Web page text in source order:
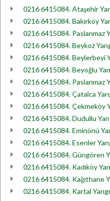
0216 6415084. Ataşehir
0216 6415084. Bakırköy
0216 6415084. Paslanmaz
0216 6415084. Beykoz
0216 6415084. Beylerbeyi
0216 6415084. Beyoğlu
0216 6415084. Paslanmaz
0216 6415084. Çatalca
0216 6415084. Çekmeköy
0216 6415084. Dudullu
0216 6415084. Eminönü
0216 6415084. Esenler
0216 6415084. Güngören
0216 6415084. Kadıköy
0216 6415084. Kağıthane
0216 6415084. Kartal